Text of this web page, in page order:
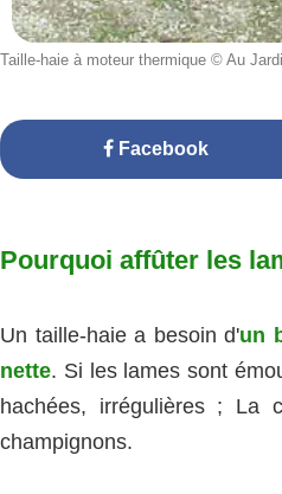
Taille-haie à moteur thermique © Au
Facebook
Pourquoi affûter les
Un taille-haie a besoin d'un
nette. Si les lames sont
hachées, irrégulières ; La
champignons.